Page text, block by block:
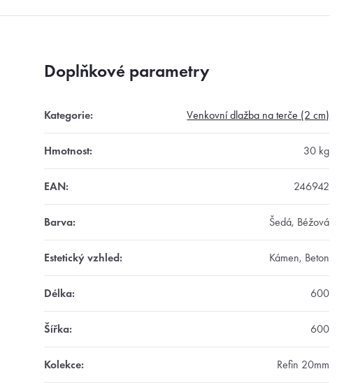
Doplňkové parametry
Kategorie: Venkovní dlažba na terče (2 cm)
Hmotnost: 30 kg
EAN: 246942
Barva: Šedá, Béžová
Estetický vzhled: Kámen, Beton
Délka: 600
Šířka: 600
Kolekce: Refin 20mm